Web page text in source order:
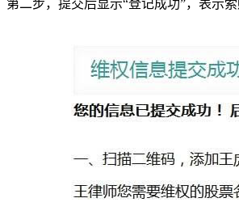
第二步，提交后显示“登记成功”，表示索